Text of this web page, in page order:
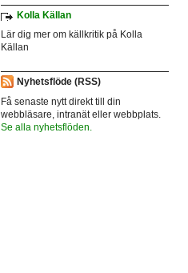
Kolla Källan
Lär dig mer om källkritik på Kolla
Källan
Nyhetsflöde (RSS)
Få senaste nytt direkt till din
webbläsare, intranät eller webbplats.
Se alla nyhetsflöden.